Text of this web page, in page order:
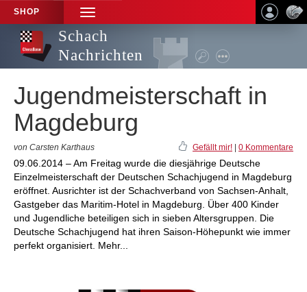
SHOP
TOGGLE
NAVIGATION
Schach
Nachrichten
Jugendmeisterschaft in
Magdeburg
von Carsten Karthaus Gefällt mir! 0 Kommentare
09.06.2014 – Am Freitag wurde die diesjährige Deutsche
Einzelmeisterschaft der Deutschen Schachjugend in Magdeburg
eröffnet. Ausrichter ist der Schachverband von Sachsen-Anhalt,
Gastgeber das Maritim-Hotel in Magdeburg. Über 400 Kinder
und Jugendliche beteiligen sich in sieben Altersgruppen. Die
Deutsche Schachjugend hat ihren Saison-Höhepunkt wie immer
perfekt organisiert. Mehr...